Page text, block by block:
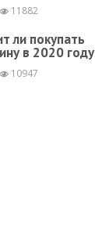
11882
ли покупать
в 2020 году
10947